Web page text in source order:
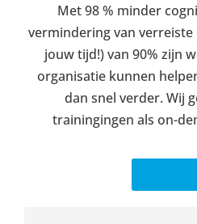
Met 98 % minder
vermindering van
jouw tijd!) van 90% zijn
organisatie kunnen
dan snel verder. Wij
trainingingen als on-